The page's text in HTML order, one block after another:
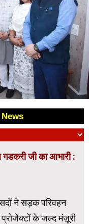
गडकरी जी का आभारी :
ने सड़क परिवहन
के जल्द मंज़ूरी